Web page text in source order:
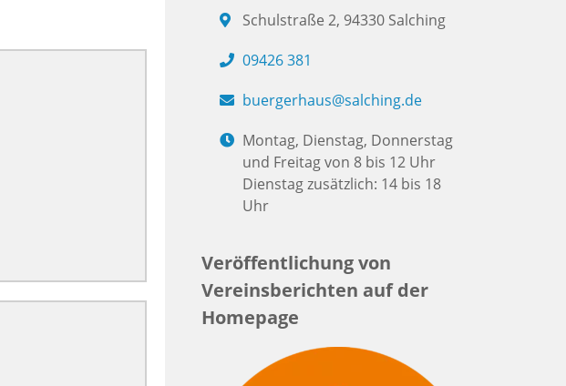
Schulstraße 2, 94330 Salching
09426 381
buergerhaus@salching.de
Montag, Dienstag, Donnerstag
und Freitag von 8 bis 12 Uhr
Dienstag zusätzlich: 14 bis 18
Uhr
Veröffentlichung von
Vereinsberichten auf der
Homepage